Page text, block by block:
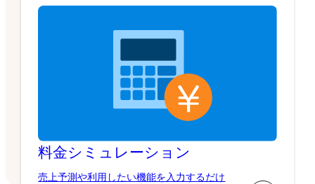
料金シミュレーション
売上予測や利用したい機能を入力するだけ